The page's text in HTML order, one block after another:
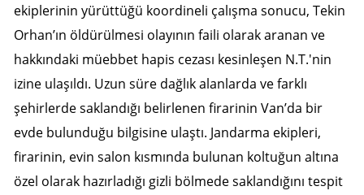
Edirne
Elazığ
Erzincan
Erzurum
Eskişehir
Gaziantep
ekiplerinin yürüttüğü koordineli çalışma sonucu, Tekin
Orhan’ın öldürülmesi olayının faili olarak aranan ve
hakkındaki müebbet hapis cezası kesinleşen N.T.'nin
izine ulaşıldı. Uzun süre dağlık alanlarda ve farklı
şehirlerde saklandığı belirlenen firarinin Van’da bir
evde bulunduğu bilgisine ulaştı. Jandarma ekipleri,
firarinin, evin salon kısmında bulunan koltuğun altına
özel olarak hazırladığı gizli bölmede saklandığını tespit